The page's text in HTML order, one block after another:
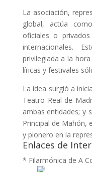
La asociación,
global, actúa
oficiales o
internacionales.
privilegiada a la
líricas y festivales
La idea surgió a
Teatro Real de
ambas entidades; y
Principal de Mahón,
y pionero en la
Enlaces de
* Filarmónica de A